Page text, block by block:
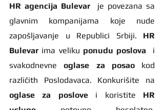
HR agencija Bulevar
  je povezana sa
glavnim kompanijama koje nude
zapošljavanje u Republici Srbiji. HR
Bulevar ima veliku ponudu poslova
  i
svakodnevne oglase za posao kod
oglase za poslove i koristite HR